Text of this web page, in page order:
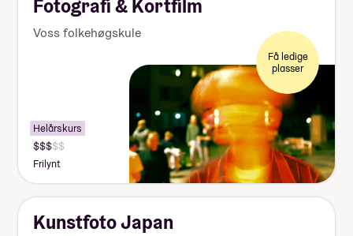
Fotografi & Kortfilm
Voss folkehøgskule
Få ledige
plasser
Helårskurs
Frilynt
Kunstfoto Japan